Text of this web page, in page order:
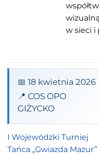
w sieci i
📅 18 kwietnia 2026
📍 COS OPO
GIŻYCKO
I Wojewódzki Turniej
Tańca „Gwiazda